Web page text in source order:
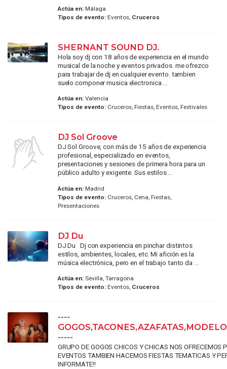
Actúa en:Málaga
Tipos de evento:Eventos, Cruceros
SHERNANT SOUND DJ.
Hola soy dj con 18 años de experiencia en el mundo
musical de la noche y eventos privados. me ofrezco
para trabajar de dj en cualquier evento. tambien
suelo componer musica electronica ...
Actúa en:Valencia
Tipos de evento:Cruceros, Fiestas, Eventos, Festivales
DJ Sol Groove
DJ Sol Groove, con más de 15 años de experiencia
profesional, especializado en eventos,
presentaciones y sesiones de primera hora para un
público adulto y exigente. Sus estilos ...
Actúa en:Madrid
Tipos de evento:Cruceros, Cena, Fiestas,
Presentaciones
DJ Du
DJ Du Dj con experiencia en pinchar distintos
estilos, ambientes, locales, etc. Mi afición es la
música electrónica, pero en el trabajo tanto da ...
Actúa en:Sevilla, Tarragona
Tipos de evento:Eventos, Cruceros
----
-----
GRUPO DE GOGOS CHICOS Y CHICAS NOS OFRECEMOS
EVENTOS TAMBIEN HACEMOS FIESTAS TEMATICAS Y
INFORMATE!!